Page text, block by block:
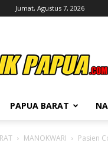
Jumat, Agustus 7, 2026
PAPUA BARAT
MANOKWARI Pasien